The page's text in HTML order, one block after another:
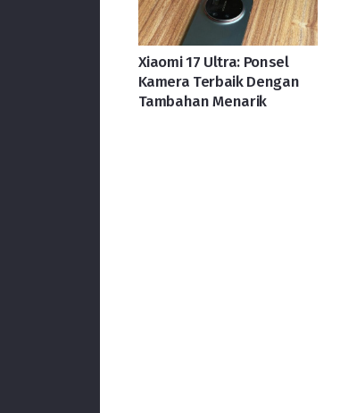
Xiaomi 17 Ultra: Ponsel
Kamera Terbaik Dengan
Tambahan Menarik